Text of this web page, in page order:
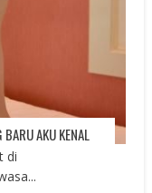
BARU AKU KENAL
di